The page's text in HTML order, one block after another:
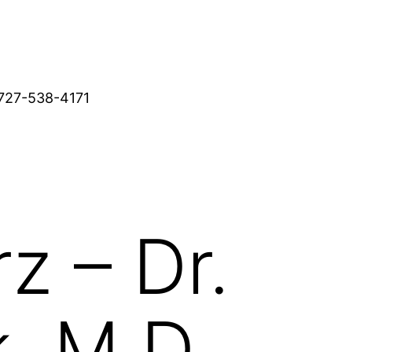
538-4171
– Dr.